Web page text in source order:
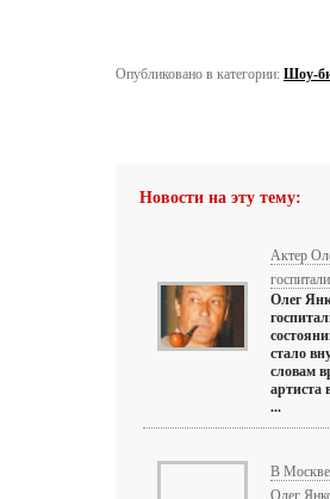
Опубликовано в категории: Шоу-
Новости на эту тему:
Актер
Олег
стало
словам
артиста
...
В Москве
Олег